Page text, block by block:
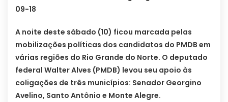
A noite deste sábado (10) ficou marcada pelas
mobilizações políticas dos candidatos do PMDB em
várias regiões do Rio Grande do Norte. O deputado
federal Walter Alves (PMDB) levou seu apoio às
coligações de três municípios: Senador Georgino
Avelino, Santo Antônio e Monte Alegre.